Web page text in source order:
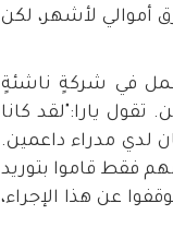
أموالي لأشهر، لكن
في شركةٍ ناشئةٍ
لمدة عامين. تقول يارا:"لقد كانا
لدي مدراء داعمين.
فقط قاموا بتوريد
عن هذا الإجراء،